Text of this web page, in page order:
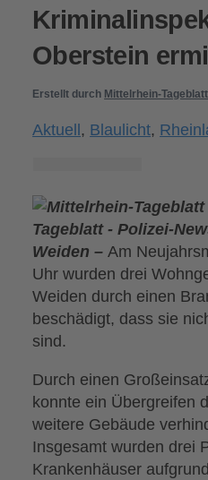
Oberstein
Erstellt durch Mittelrhein-
Aktuell, Blaulicht,
Weiden – Am
Uhr wurden drei
Weiden durch einen
beschädigt, dass sie
sind.
Durch einen
konnte ein Übergreifen
weitere Gebäude
Insgesamt wurden drei
Krankenhäuser aufgrund